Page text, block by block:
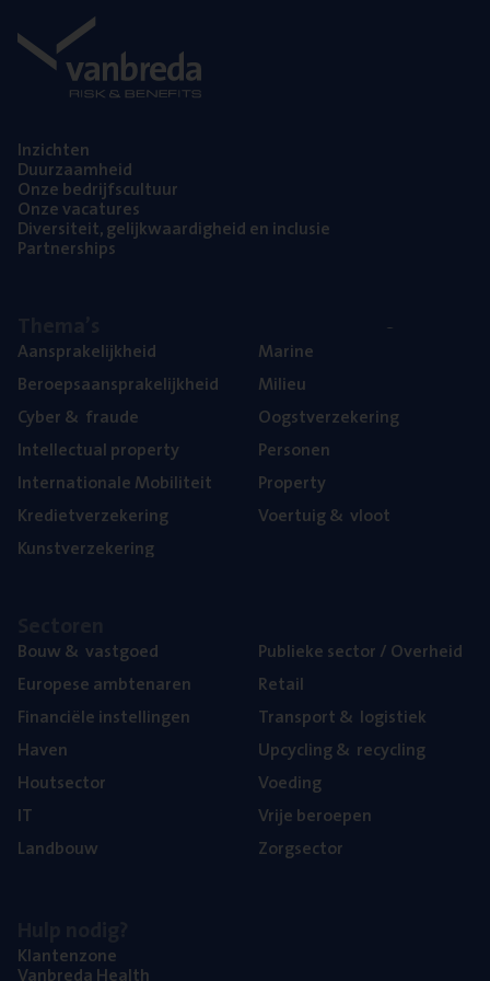
Inzich­ten
Duur­zaam­heid
Onze bedrijfs­cul­tuur
Onze vaca­tu­res
Diver­si­teit, gelijk­waar­dig­heid en inclusie
Part­ner­ships
Aan­spra­ke­lijk­heid
Beroeps­aan­spra­ke­lijk­heid
Cyber& fraude
Intel­lec­tu­al property
Inter­na­ti­o­na­le Mobiliteit
Kre­diet­ver­ze­ke­ring
Kunst­ver­ze­ke­ring
Mari­ne
Mili­eu
Oogst­ver­ze­ke­ring
Per­so­nen
Pro­per­ty
Voer­tuig& vloot
Bouw& vastgoed
Euro­pe­se ambtenaren
Finan­ci­ë­le instellingen
Haven
Hout­sec­tor
IT
Land­bouw
Publie­ke sec­tor / Overheid
Retail
Trans­port& logistiek
Upcy­cling& recycling
Voe­ding
Vrije beroe­pen
Zorg­sec­tor
Klan­ten­zo­ne
Van­b­re­da Health